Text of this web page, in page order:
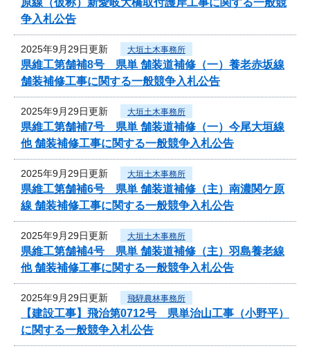
争入札公告
2025年9月29日更新 大垣土木事務所
県維工第舗補8号 県単 舗装道補修（一）養老赤坂線
舗装補修工事に関する一般競争入札公告
2025年9月29日更新 大垣土木事務所
県維工第舗補7号 県単 舗装道補修（一）今尾大垣線
他 舗装補修工事に関する一般競争入札公告
2025年9月29日更新 大垣土木事務所
県維工第舗補6号 県単 舗装道補修（主）南濃関ケ原
線 舗装補修工事に関する一般競争入札公告
2025年9月29日更新 大垣土木事務所
県維工第舗補4号 県単 舗装道補修（主）羽島養老線
他 舗装補修工事に関する一般競争入札公告
2025年9月29日更新 飛騨農林事務所
【建設工事】飛治第0712号 県単治山工事（小野平）
に関する一般競争入札公告